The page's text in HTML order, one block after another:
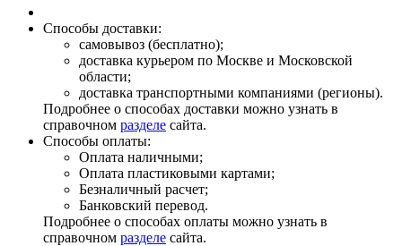
Способы доставки:
самовывоз (бесплатно);
доставка курьером по Москве и Московской
области;
доставка транспортными компаниями (регионы).
Подробнее о способах доставки можно узнать в
справочном разделе сайта.
Способы оплаты:
Оплата наличными;
Оплата пластиковыми картами;
Безналичный расчет;
Банковский перевод.
Подробнее о способах оплаты можно узнать в
справочном разделе сайта.